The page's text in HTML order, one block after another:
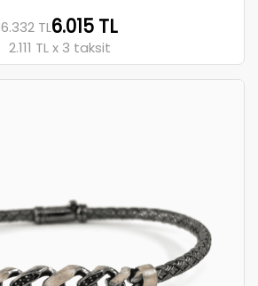
6.332 TL6.015 TL
2.111 TL x 3 taksit